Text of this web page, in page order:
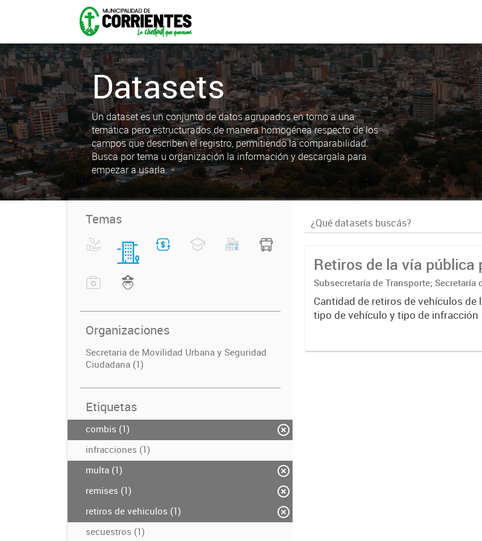
Datasets
Un dataset es un conjunto de datos agrupados en torno a una
temática pero estructurados de manera homogénea respecto de los
campos que describen el registro, permitiendo la comparabilidad.
Busca por tema u organización la información y descargala para
empezar a usarla.
Temas
Organizaciones
Secretaria de Movilidad Urbana y Seguridad
Ciudadana (1)
Etiquetas
combis (1)
infracciones (1)
multa (1)
remises (1)
retiros de vehiculos (1)
secuestros (1)
Retiros de la vía pública
Subsecretaría de Transporte; Secretaría
ciudadana
Cantidad de retiros de vehículos
tipo de vehículo y tipo de infracción